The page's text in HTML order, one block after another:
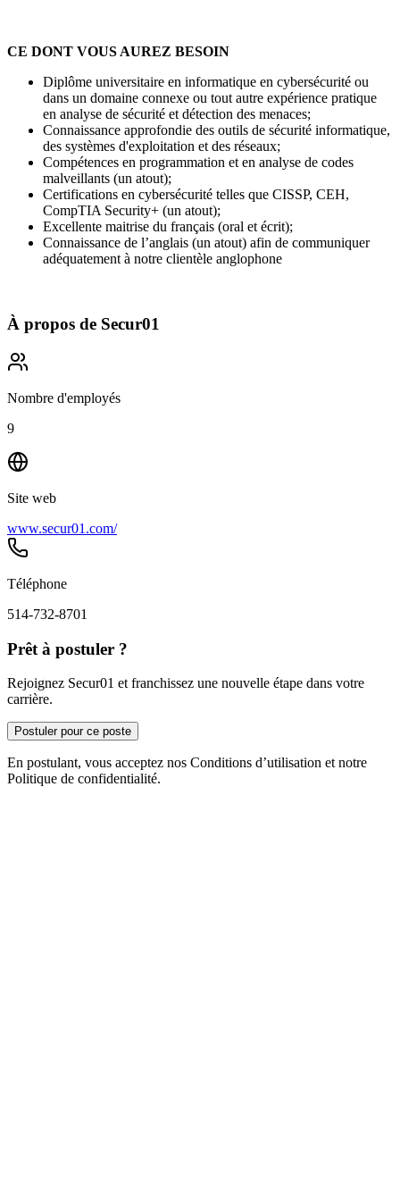
CE DONT VOUS AUREZ BESOIN
Diplôme universitaire en informatique en cybersécurité ou
dans un domaine connexe ou tout autre expérience pratique
en analyse de sécurité et détection des menaces;
Connaissance approfondie des outils de sécurité informatique,
des systèmes d'exploitation et des réseaux;
Compétences en programmation et en analyse de codes
malveillants (un atout);
Certifications en cybersécurité telles que CISSP, CEH,
CompTIA Security+ (un atout);
Excellente maitrise du français (oral et écrit);
Connaissance de l’anglais (un atout) afin de communiquer
adéquatement à notre clientèle anglophone
À propos de Secur01
Nombre d'employés
9
Site web
www.secur01.com/
Téléphone
514-732-8701
Prêt à postuler ?
Rejoignez Secur01 et franchissez une nouvelle étape dans votre
carrière.
Postuler pour ce poste
En postulant, vous acceptez nos Conditions d’utilisation et notre
Politique de confidentialité.